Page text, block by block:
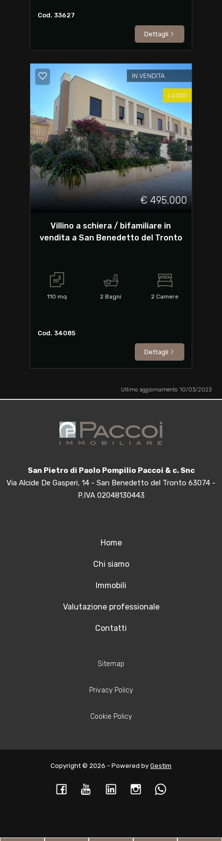
Cod. 33627
Dettagli
IN VENDITA
LUSSO
€ 495.000
Villino a schiera / bifamiliare in
vendita a San Benedetto del Tronto
110 mq 2 Bagni 2 Camere
Cod. 34085
Dettagli
Ultimo aggiornamento 10/03/2023
San Pietro di Paolo Pompilio Paccoi & c. Snc
Via Alcide De Gasperi, 14 - San Benedetto del Tronto 63074 -
P.IVA 02048130443
Home
Chi siamo
Immobili
Valutazione professionale
Contatti
Sitemap
Privacy Policy
Cookie Policy
Copyright © 2026 - Powered by Gestim